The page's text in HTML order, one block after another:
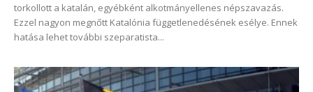
torkollott a katalán, egyébként alkotmányellenes népszavazás.
Ezzel nagyon megnőtt Katalónia függetlenedésének esélye. Ennek
hatása lehet további szeparatista...